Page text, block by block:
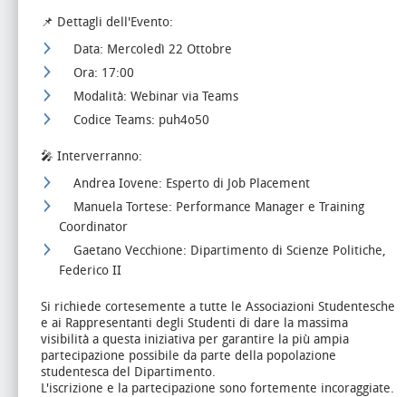
📌 Dettagli dell'Evento:
Data: Mercoledì 22 Ottobre
Ora: 17:00
Modalità: Webinar via Teams
Codice Teams: puh4o50
🎤 Interverranno:
Andrea Iovene: Esperto di Job Placement
Manuela Tortese: Performance Manager e Training
Coordinator
Gaetano Vecchione: Dipartimento di Scienze Politiche,
Federico II
Si richiede cortesemente a tutte le Associazioni Studentesche
e ai Rappresentanti degli Studenti di dare la massima
visibilità a questa iniziativa per garantire la più ampia
partecipazione possibile da parte della popolazione
studentesca del Dipartimento.
L'iscrizione e la partecipazione sono fortemente incoraggiate.